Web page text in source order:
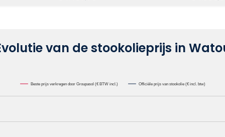
van de stookolieprijs in
Beste prijs verkregen door Groupasol (€ BTW incl.) Officiële prijs van stookolie (€ incl. btw)